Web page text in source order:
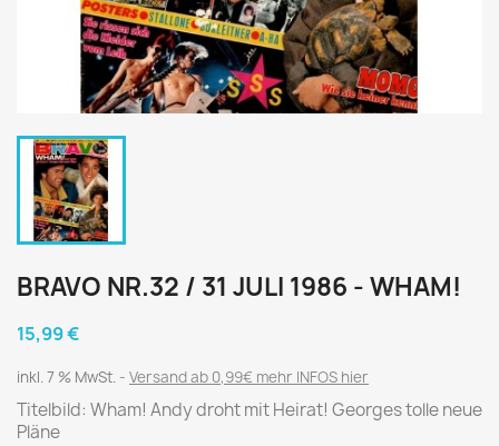
BRAVO NR.32 / 31 JULI 1986 - WHAM!
15,99 €
inkl. 7 % MwSt. Versand ab 0,99€ mehr INFOS hier
Titelbild: Wham! Andy droht mit Heirat! Georges tolle neue
Pläne